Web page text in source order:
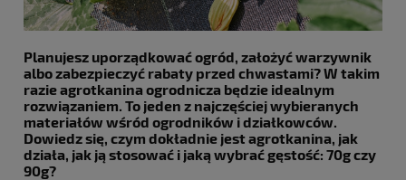
Planujesz uporządkować ogród, założyć warzywnik
albo zabezpieczyć rabaty przed chwastami? W takim
razie agrotkanina ogrodnicza będzie idealnym
rozwiązaniem. To jeden z najczęściej wybieranych
materiałów wśród ogrodników i działkowców.
Dowiedz się, czym dokładnie jest agrotkanina, jak
działa, jak ją stosować i jaką wybrać gęstość: 70g czy
90g?